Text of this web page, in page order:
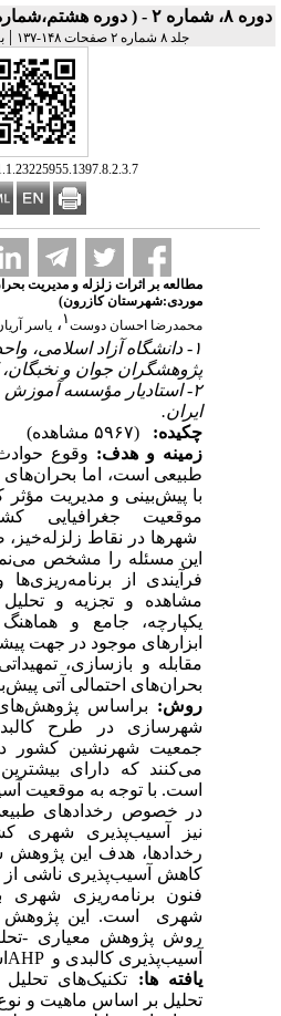
دوره ۸، شماره ۲ - ( دوره هشتم،شماره دوم،تابستان ۱۳۹۷ )
جلد ۸ شماره ۲ صفحات ۱۴۸-۱۳۷ |
مطالعه بر اثرات زلزله و مدیریت
موردی:شهرستان کازرون)
محمدرضا احسان دوست۱ ، یاسر
۱- دانشگاه آزاد اسلامی،
پژوهشگران جوان و نخبگان،
۲- استادیار مؤسسه آموزش
ایران.
چکیده:
(۵۹۶۷ مشاهده)
زمینه و هدف: وقوع
طبیعی است، اما بحران‌های
با پیش‌بینی و مدیریت مؤثر
موقعیت
جغرافیایی
شهرها در نقاط
این مسئله را مشخص
فرآیندی
از برنامه‌ریزی‌ها
مشاهده
و تجزیه و تحلیل
یکپارچه،
جامع و هماهنگ
ابزارهای موجود در جهت
مقابله و بازسازی،تمهیداتی
بحران‌های احتمالی آتی پیش
روش: براساس
شهرسازی
در طرح کالبد
جمعیت
شهرنشین کشور
می‌کنند که دارای بیشترین
است. با توجه به موقعیت
در
خصوص رخدادهای
نیز
آسیب‌پذیری شهری
رخدادها، هدف این پژوهش
کاهش
آسیب‌پذیری ناشی از
فنون
برنامه‌ریزی شهری
شهری
است. این پژوهش
روش پژوهش معیاری -
آسیب‌پذیری کالبدی و AHP
یافته ها: تکنیک‌های تحلیل
تحلیل بر اساس ماهیت و